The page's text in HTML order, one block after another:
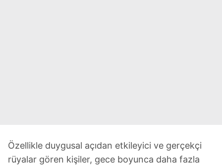
Özellikle duygusal açıdan etkileyici ve gerçekçi
rüyalar gören kişiler, gece boyunca daha fazla